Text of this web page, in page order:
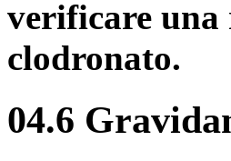
verificare una
clodronato.
04.6